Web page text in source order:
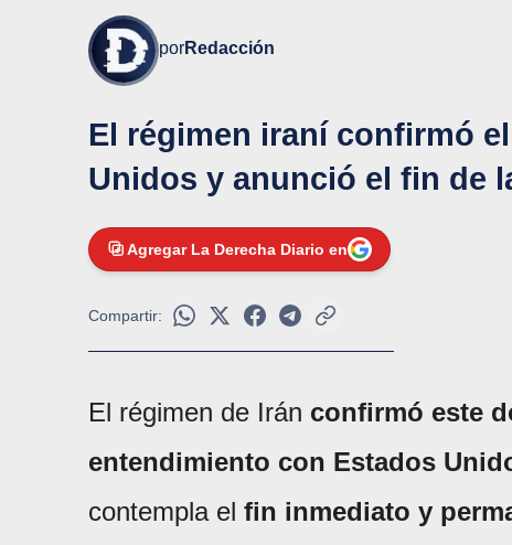
porRedacción
El régimen iraní confirmó
Unidos y anunció el fin de
Agregar La Derecha Diario en
Compartir:
El régimen de Irán confirmó este
entendimiento con Estados
contempla el fin inmediato y